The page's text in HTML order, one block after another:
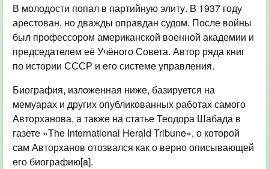
В молодости попал в партийную элиту. B 1937 году
арестован, но дважды оправдан судом. После войны
был профессором американской военной академии и
председателем её Учёного Совета. Автор ряда книг
по истории СССР и его системе управления.
Биография, изложенная ниже, базируется на
мемуарах и других опубликованных работах самого
Авторханова, а также на статье Теодора Шабада в
газете «The International Herald Tribune», о которой
сам Авторханов отозвался как о верно описывающей
его биографию[a].